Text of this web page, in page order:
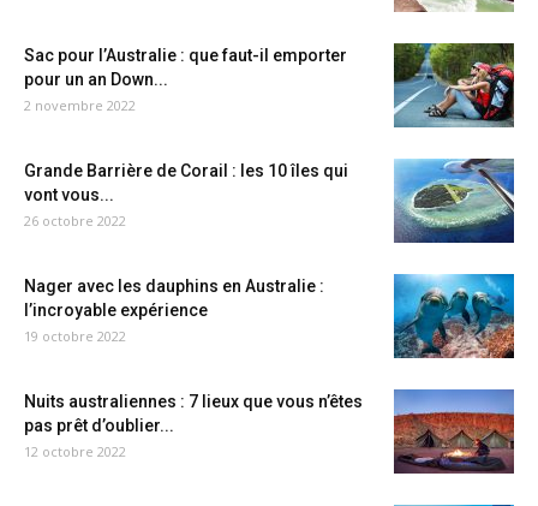
Sac pour l’Australie : que faut-il emporter
pour un an Down...
2 novembre 2022
Grande Barrière de Corail : les 10 îles qui
vont vous...
26 octobre 2022
Nager avec les dauphins en Australie :
l’incroyable expérience
19 octobre 2022
Nuits australiennes : 7 lieux que vous n’êtes
pas prêt d’oublier...
12 octobre 2022